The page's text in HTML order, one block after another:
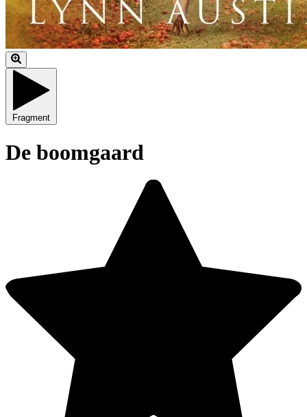
Fragment
De boomgaard